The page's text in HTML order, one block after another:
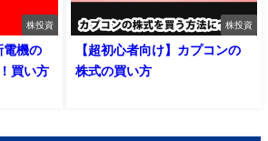
株投資
電機の
買い方
株投資
【超初心者向け】カプコンの
株式の買い方